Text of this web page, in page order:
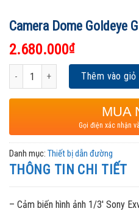
Camera Dome Goldeye
2.680.000₫
Camera Dome Goldeye GE-MGD33L
Thêm vào giỏ
MUA
Gọi điện xác nhận
Danh mục: Thiết bị dẫn đường
THÔNG TIN CHI TIẾT
– Cảm biến hình ảnh 1/3′ Sony